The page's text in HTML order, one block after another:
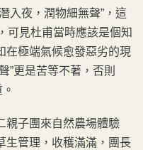
入夜，潤物細無聲”，這
可見杜甫當時應該是個知
在極端氣候愈發惡劣的現
”更是苦等不著，否則
親子團來自然農場體驗
生管理，收穫滿滿，團長